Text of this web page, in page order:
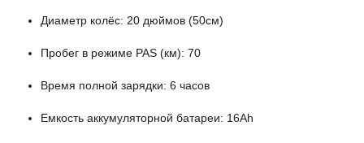
Диаметр колёс: 20 дюймов (50см)
Пробег в режиме PAS (км): 70
Время полной зарядки: 6 часов
Емкость аккумуляторной батареи: 16Ah